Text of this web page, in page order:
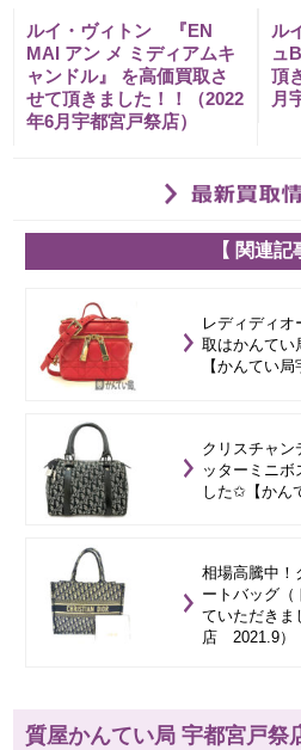
ルイ・ヴィトン 『EN
MAI アン メ ミディアムキ
ャンドル』 を高価買取さ
せて頂きました！！（2022
年6月宇都宮戸祭店）
ル
ュ
頂
月
【 関連記
レディディオ
取はかんてい
【かんてい
クリスチャン
ッターミニボ
した✩【かん
相場高騰中！
ートバッグ（
ていただきま
店 2021.9）
質屋かんてい局 宇都宮戸祭